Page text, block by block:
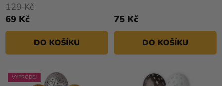
69 Kč
129 Kč
DO KOŠÍKU
75 Kč
DO KOŠÍKU
VÝPRODEJ